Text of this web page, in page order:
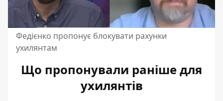
Федієнко пропонує блокувати рахунки
ухилянтам
Що пропонували раніше для
ухилянтів